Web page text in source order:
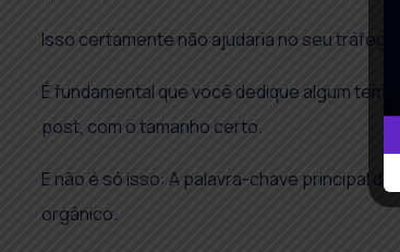
Isso certamente não ajudaria no seu
É fundamental que você dedique algum
post, com o tamanho certo.
E não é só isso: A palavra-chave principal
orgânico.